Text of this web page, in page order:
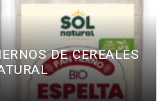
DE CEREALES